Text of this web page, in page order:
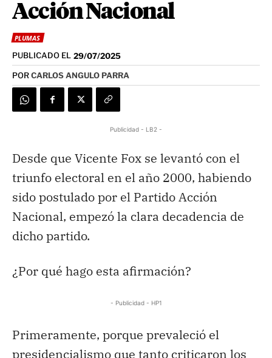
Acción Nacional
PLUMAS
PUBLICADO EL 29/07/2025
PORCARLOS ANGULO PARRA
Publicidad - LB2 -
Desde que Vicente Fox se levantó con el
triunfo electoral en el año 2000, habiendo
sido postulado por el Partido Acción
Nacional, empezó la clara decadencia de
dicho partido.
¿Por qué hago esta afirmación?
- Publicidad - HP1
Primeramente, porque prevaleció el
presidencialismo que tanto criticaron los